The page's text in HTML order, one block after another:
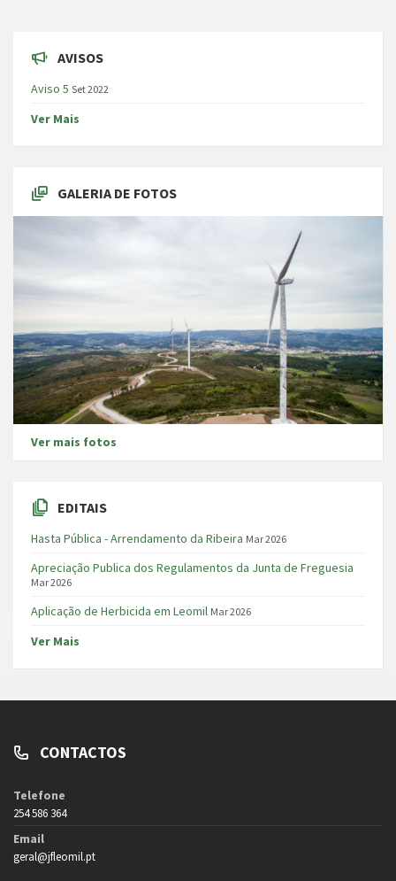
AVISOS
Aviso 5 Set 2022
Ver Mais
GALERIA DE FOTOS
Ver mais fotos
EDITAIS
Hasta Pública - Arrendamento da Ribeira Mar 2026
Apreciação Publica dos Regulamentos da Junta de Freguesia
Mar 2026
Aplicação de Herbicida em Leomil Mar 2026
Ver Mais
CONTACTOS
Telefone
254 586 364
Email
geral@jfleomil.pt